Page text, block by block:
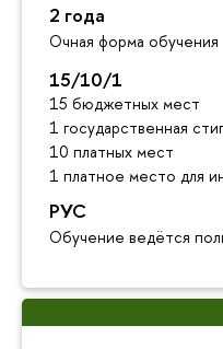
2 года
Очная форма обучения
15/10/1
15 бюджетных мест
1 государственная
10 платных мест
1 платное место для
РУС
Обучение ведётся